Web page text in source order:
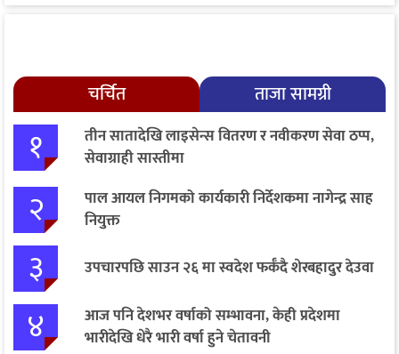
चर्चित ताजा सामग्री
१
तीन सातादेखि लाइसेन्स वितरण र नवीकरण सेवा ठप्प,
सेवाग्राही सास्तीमा
२
पाल आयल निगमको कार्यकारी निर्देशकमा नागेन्द्र साह
नियुक्त
३ उपचारपछि साउन २६ मा स्वदेश फर्कँदै शेरबहादुर देउवा
४
आज पनि देशभर वर्षाको सम्भावना, केही प्रदेशमा
भारीदेखि धेरै भारी वर्षा हुने चेतावनी